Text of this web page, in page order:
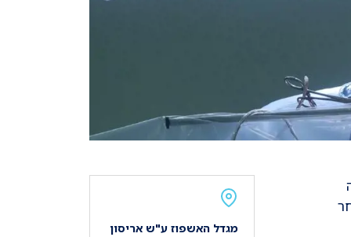
מגדל האשפוז ע"ש אריסון